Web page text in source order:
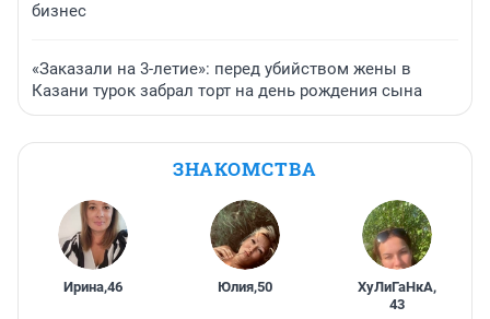
бизнес
«Заказали на 3-летие»: перед убийством жены в
Казани турок забрал торт на день рождения сына
ЗНАКОМСТВА
Ирина,46 Юлия,50 ХуЛиГаНкА,
43